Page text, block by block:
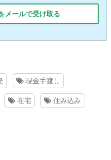
メールで受け取る
現金手渡し
在宅 住み込み